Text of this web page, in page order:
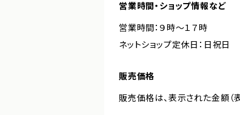
営業時間・ショップ情報など
営業時間：９時〜１７時
ネットショップ定休日：日祝日
販売価格
販売価格は、表示された金額（